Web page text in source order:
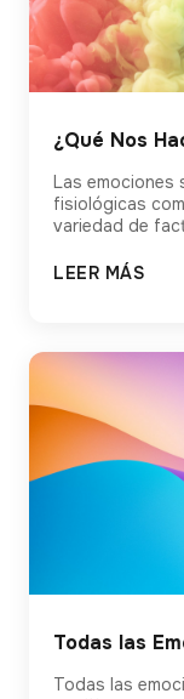
¿Qué Nos
Las emociones
fisiológicas
variedad de
LEER MÁS
Todas las
Todas las